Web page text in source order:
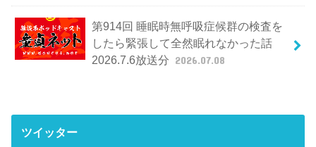
第914回 睡眠時無呼吸症候群の検査を
したら緊張して全然眠れなかった話
2026.7.6放送分 2026.07.08
ツイッター